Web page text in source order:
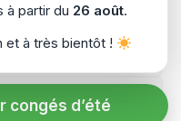
& Design
congés d’été
à partir du 26 août.
et à très bientôt !